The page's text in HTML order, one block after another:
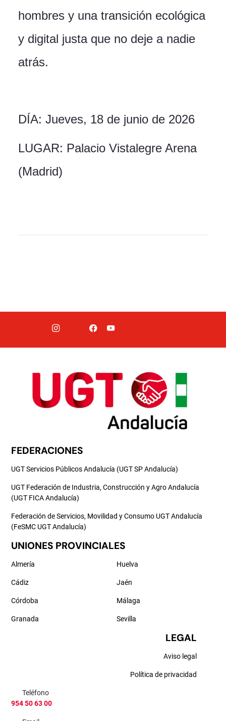
hombres y una transición ecológica
y digital justa que no deje a nadie
atrás.
DÍA: Jueves, 18 de junio de 2026
LUGAR: Palacio Vistalegre Arena
(Madrid)
FEDERACIONES
UGT Servicios Públicos Andalucía (UGT SP Andalucía)
UGT Federación de Industria, Construcción y Agro Andalucía
(UGT FICA Andalucía)
Federación de Servicios, Movilidad y Consumo UGT Andalucía
(FeSMC UGT Andalucía)
UNIONES PROVINCIALES
Almería
Cádiz
Córdoba
Granada
Huelva
Jaén
Málaga
Sevilla
LEGAL
Aviso legal
Política de privacidad
Teléfono
954 50 63 00